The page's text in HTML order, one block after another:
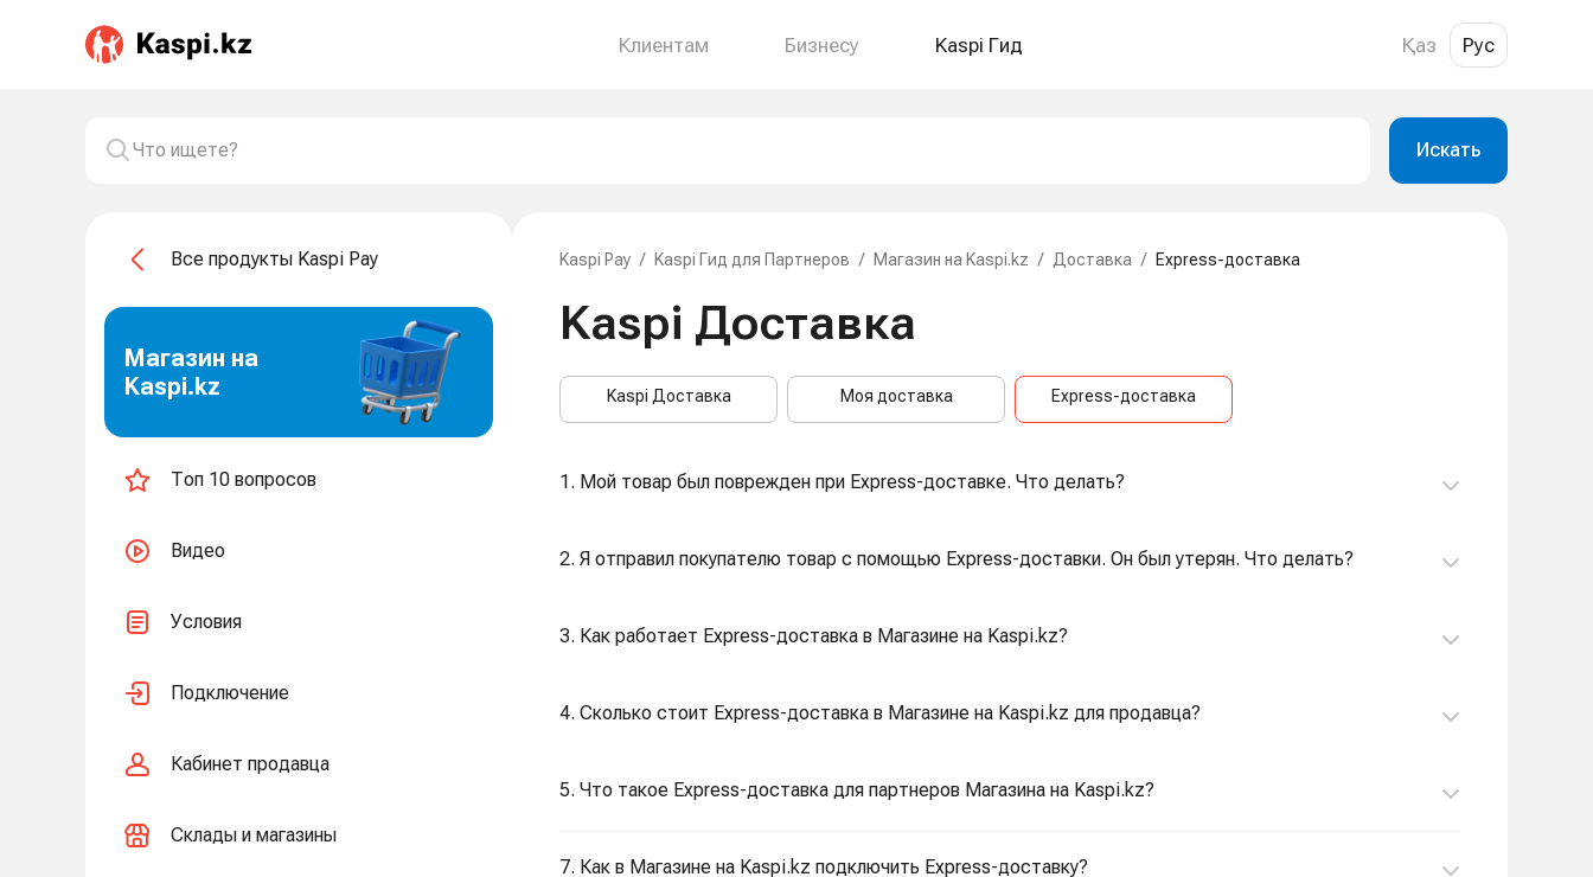
Клиентам Бизнесу Kaspi Гид Қаз Рус
Искать
Все продукты Kaspi Pay
Магазин на
Kaspi.kz
Топ 10 вопросов
Видео
Условия
Подключение
Кабинет продавца
Склады и магазины
Kaspi Pay / Kaspi Гид для Партнеров / Магазин на Kaspi.kz / Доставка / Express-доставка
Kaspi Доставка
Kaspi Доставка Моя доставка Express-доставка
1. Мой товар был поврежден при Express-доставке. Что делать?
2. Я отправил покупателю товар с помощью Express-доставки. Он был утерян. Что делать?
3. Как работает Express-доставка в Магазине на Kaspi.kz?
4. Сколько стоит Express-доставка в Магазине на Kaspi.kz для продавца?
5. Что такое Express-доставка для партнеров Магазина на Kaspi.kz?
7. Как в Магазине на Kaspi.kz подключить Express-доставку?